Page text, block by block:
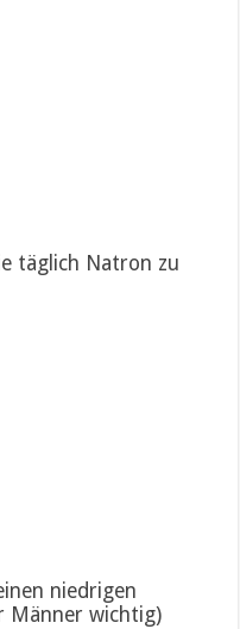
täglich Natron zu
niedrigen
Männer wichtig)